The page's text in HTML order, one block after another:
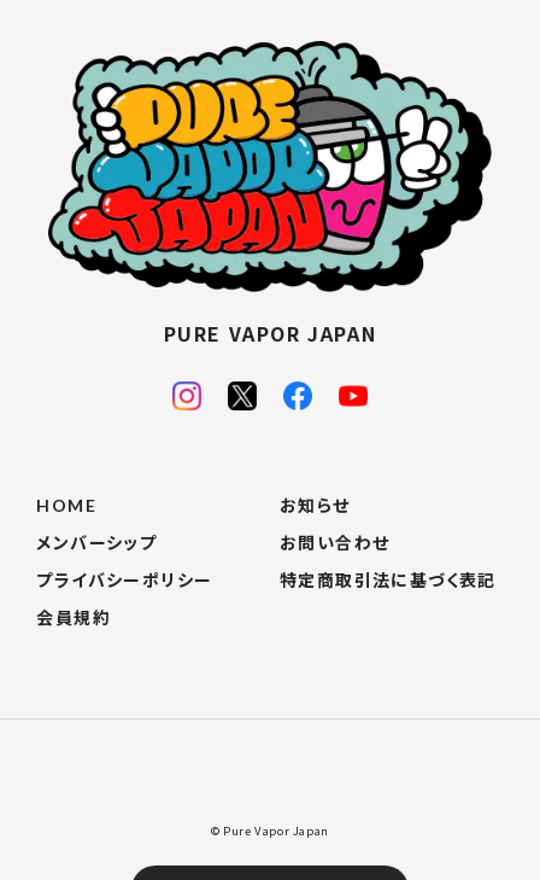
PURE VAPOR JAPAN
HOME
お知らせ
メンバーシップ
お問い合わせ
プライバシーポリシー
特定商取引法に基づく表記
会員規約
© Pure Vapor Japan